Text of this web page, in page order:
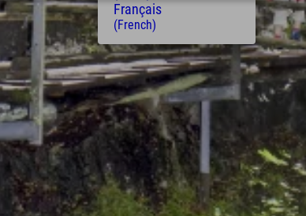
Français
(French)